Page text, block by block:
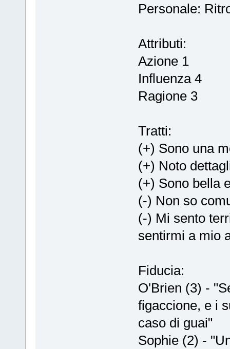
Personale:
Attributi:
Azione 1
Influenza 4
Ragione 3
Tratti:
(+) Sono una
(+) Noto
(+) Sono bella
(-) Non so
(-) Mi sento
sentirmi a mio
Fiducia:
O'Brien (3) -
figaccione, e i
caso di guai"
Sophie (2) -